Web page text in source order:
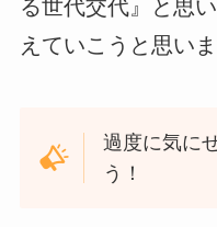
る世代交代』と思
えていこうと思いま
過度に気に
う！